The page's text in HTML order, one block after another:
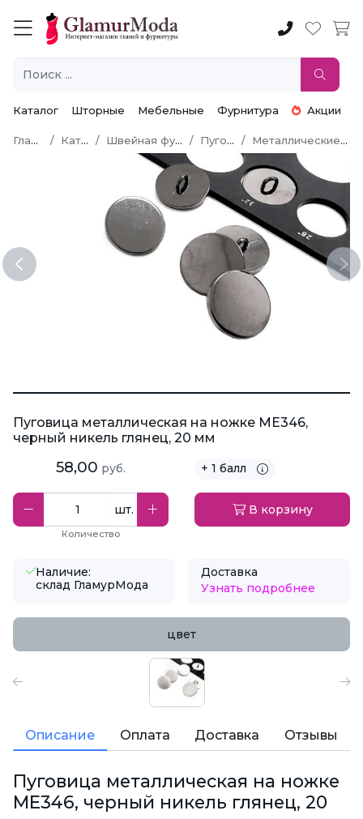
Каталог Шторные Мебельные Фурнитура Акции
Главная Каталог Швейная фурнитура Пуговицы Металлические пуговицы
Previous
Пуговица металлическая на ножке ME346,
черный никель глянец, 20 мм
58,00 руб. + 1 балл
шт.
Количество
В корзину
Наличие:
склад ГламурМода
Доставка
Узнать подробнее
цвет
Описание Оплата Доставка Отзывы
Пуговица металлическая на ножке
ME346, черный никель глянец, 20